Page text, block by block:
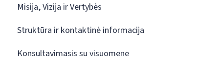
Misija, Vizija ir Vertybės
Struktūra ir kontaktinė informacija
Konsultavimasis su visuomene